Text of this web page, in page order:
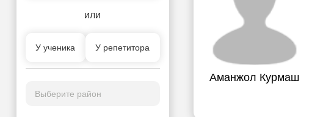
Аманжол Курмаш
или
У ученика У репетитора
Выберите район